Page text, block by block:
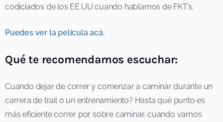
codiciados de los EE.UU cuando hablamos de FKT’s.
Puedes ver la película acá.
Qué te recomendamos escuchar:
Cuando dejar de correr y comenzar a caminar durante un
carrera de trail o un entrenamiento? Hasta qué punto es
más eficiente correr por sobre caminar, cuando vamos